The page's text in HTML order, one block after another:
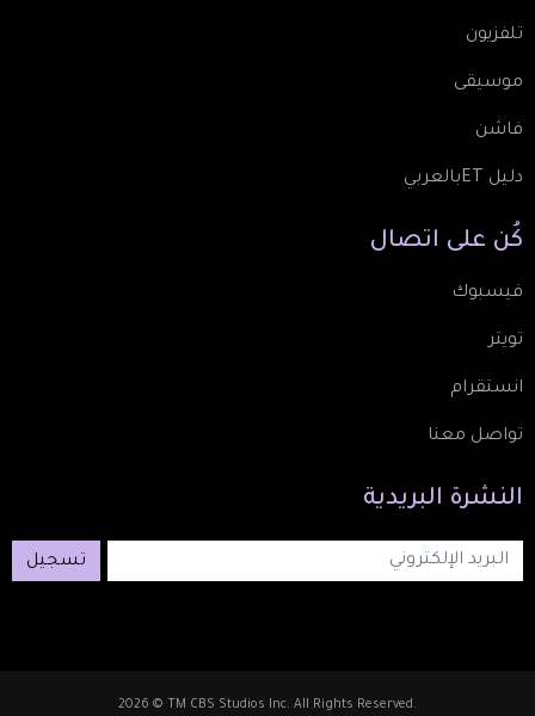
تلفزيون
موسيقى
فاشن
دليل ETبالعربي
كُن على اتصال
فيسبوك
تويتر
انستقرام
تواصل معنا
النشرة البريدية
تسجيل
2026 © TM CBS Studios Inc. All Rights Reserved.